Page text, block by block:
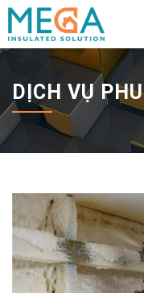
DỊCH VỤ